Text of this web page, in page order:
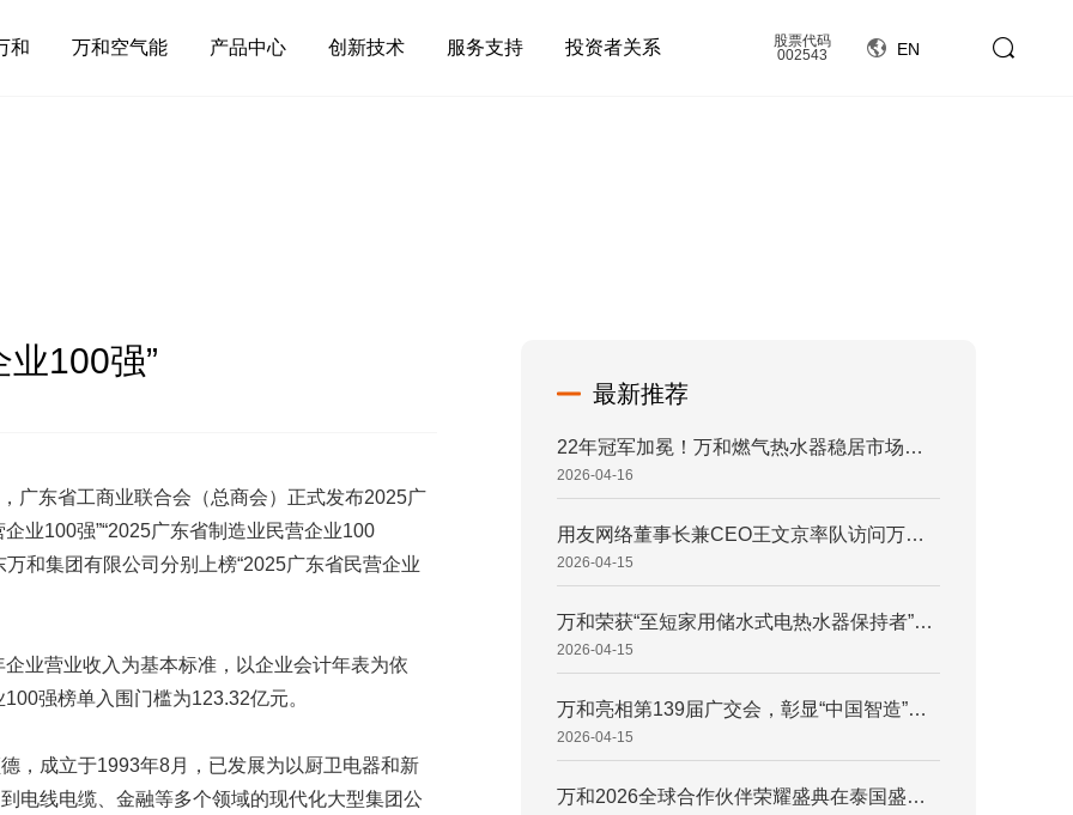
和 万和空气能 产品中心 创新技术 服务支持 投资者关系
股票代码
002543
EN
100强”
广东省工商业联合会（总商会）正式发布2025广
业100强”“2025广东省制造业民营企业100
和集团有限公司分别上榜“2025广东省民营企业
业营业收入为基本标准，以企业会计年表为依
强榜单入围门槛为123.32亿元。
成立于1993年8月，已发展为以厨卫电器和新
电线电缆、金融等多个领域的现代化大型集团公
最新推荐
22年冠军加冕！万和燃气热水器稳居市场综合占有率榜首
2026-04-16
用友网络董事长兼CEO王文京率队访问万和，共筑家电业数智新标杆
2026-04-15
万和荣获“至短家用储水式电热水器保持者”权威认证，引领小体积热水器新潮流 万和电气获权威认证：60L双胆电热水器690mm机身定义“行业至短” 打破空间桎梏！万和电气“至短”电热水器重塑浴室空间新范式
2026-04-15
万和亮相第139届广交会，彰显“中国智造”硬核底气
2026-04-15
万和2026全球合作伙伴荣耀盛典在泰国盛大召开 擘画国际化发展新蓝图，万和2026全球合作伙伴荣耀盛典释放升维信号 同心致远，携手登峰！万和电气锚定“AI+全球化”双引擎